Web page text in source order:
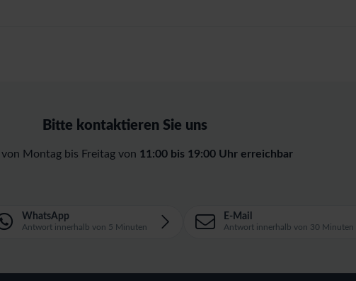
Bitte kontaktieren Sie uns
Montag bis Freitag von 11:00 bis 19:00 Uhr erreichbar
WhatsApp
Antwort innerhalb von 5 Minuten
E-Mail
Antwort innerhalb von 30 Minuten